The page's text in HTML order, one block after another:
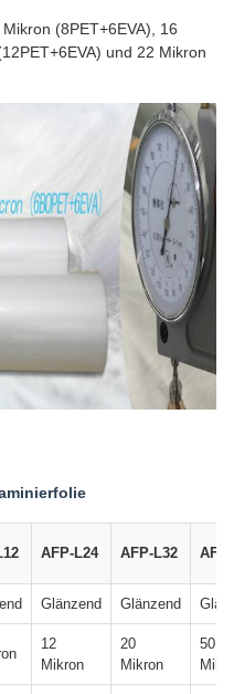
(8PET+6EVA), 16
und 22 Mikron
AFP-L24 AFP-L32
Glänzend Glänzend
12
Mikron
20
Mikron
50